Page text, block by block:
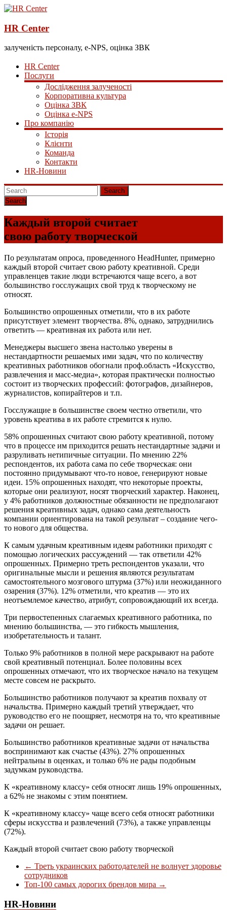
HR Center
залученість персоналу, e-NPS, оцінка ЗВК
HR Center
Послуги
Дослідження залученості
Корпоративна культура
Оцінка ЗВК
Оцінка e-NPS
Про компанію
Історія
Клієнти
Команда
Контакти
HR-Новини
Search
Каждый второй считает
свою работу творческой
По результатам опроса, проведенного HeadHunter, примерно
каждый второй считает свою работу креативной. Среди
управленцев такие люди встречаются чаще всего, а вот
большинство госслужащих свой труд к творческому не
относят.
Большинство опрошенных отметили, что в их работе
присутствует элемент творчества. 8%, однако, затруднились
ответить — креативная их работа или нет.
Менеджеры высшего звена настолько уверены в
нестандартности решаемых ими задач, что по количеству
креативных работников обогнали проф.область «Искусство,
развлечения и масс-медиа», которая практически полностью
состоит из творческих профессий: фотографов, дизайнеров,
журналистов, копирайтеров и т.п.
Госслужащие в большинстве своем честно ответили, что
уровень креатива в их работе стремится к нулю.
58% опрошенных считают свою работу креативной, потому
что в процессе им приходится решать нестандартные задачи и
разруливать нетипичные ситуации. По мнению 22%
респондентов, их работа сама по себе творческая: они
постоянно придумывают что-то новое, генерируют новые
идеи. 15% опрошенных находят, что некоторые проекты,
которые они реализуют, носят творческий характер. Наконец,
у 4% работников должностные обязанности не предполагают
решения креативных задач, однако сама деятельность
компании ориентирована на такой результат – создание чего-
то нового для общества.
К самым удачным креативным идеям работники приходят с
помощью логических рассуждений — так ответили 42%
опрошенных. Примерно треть респондентов указали, что
оригинальные мысли и решения являются результатам
самостоятельного мозгового штурма (37%) или неожиданного
озарения (37%). 12% отметили, что креатив — это их
неотъемлемое качество, атрибут, сопровождающий их всегда.
Три первостепенных слагаемых креативного работника, по
мнению большинства, — это гибкость мышления,
изобретательность и талант.
Только 9% работников в полной мере раскрывают на работе
свой креативный потенциал. Более половины всех
опрошенных отмечают, что их творческое начало на текущем
месте совсем не раскрыто.
Большинство работников получают за креатив похвалу от
начальства. Примерно каждый третий утверждает, что
руководство его не поощряет, несмотря на то, что креативные
задачи он решает.
Большинство работников креативные задачи от начальства
воспринимают как счастье (43%). 27% опрошенных
нейтральны в оценках, и только 6% не рады подобным
задумкам руководства.
К «креативному классу» себя относят лишь 19% опрошенных,
а 62% не знакомы с этим понятием.
К «креативному классу» чаще всего себя относят работники
сферы искусства и развлечений (73%), а также управленцы
(72%).
Каждый второй считает свою работу творческой
← Треть украинских работодателей не волнует здоровье
сотрудников
Топ-100 самых дорогих брендов мира →
HR-Новини